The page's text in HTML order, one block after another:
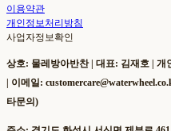
이용약관
개인정보처리방침
사업자정보확인
상호: 물레방아반찬 | 대표: 김재호 | 개
| 이메일:
타문의)